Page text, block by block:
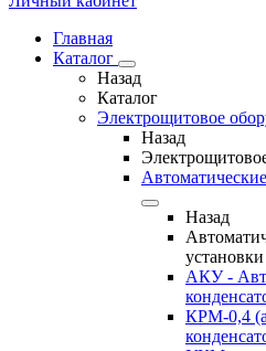
Главная
Каталог
Назад
Каталог
Электрощитовое
Назад
Назад
установки
АКУ -
КРМ-0,4